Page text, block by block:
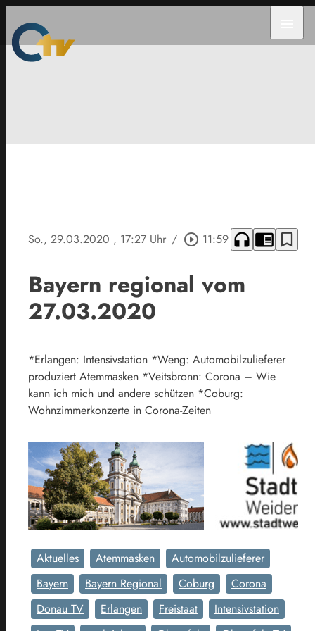
So., 29.03.2020 , 17:27 Uhr / play_circle_outline 11:59 headphones chrome_reader_mode bookmark_border
Bayern regional vom
27.03.2020
*Erlangen: Intensivstation *Weng: Automobilzulieferer
produziert Atemmasken *Veitsbronn: Corona – Wie
kann ich mich und andere schützen *Coburg:
Wohnzimmerkonzerte in Corona-Zeiten
Aktuelles Atemmasken
Automobilzulieferer
Bayern
Bayern Regional Coburg
Corona
Donau TV
Erlangen Freistaat
Intensivstation